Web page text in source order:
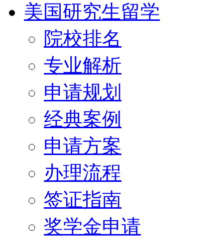
美国研究生留学
院校排名
专业解析
申请规划
经典案例
申请方案
办理流程
签证指南
奖学金申请